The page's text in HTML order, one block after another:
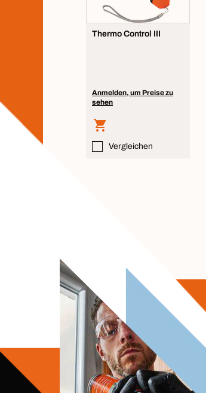
Einrichten der
&
Thermo Control III
Anmelden, um Preise zu
sehen
Vergleichen